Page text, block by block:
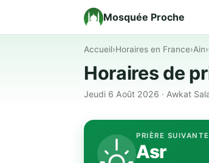
Mosquée Proche
Accueil›Horaires en France›Ain›
Horaires de
Jeudi 6 Août 2026 · Awkat
PRIÈRE SUIVANTE
Asr